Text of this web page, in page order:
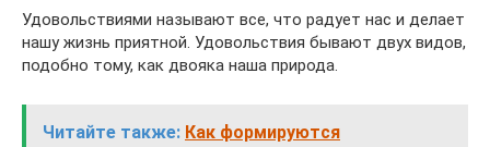
Удовольствиями называют все, что радует нас и делает
нашу жизнь приятной. Удовольствия бывают двух видов,
подобно тому, как двояка наша природа.
Читайте также: Как формируются